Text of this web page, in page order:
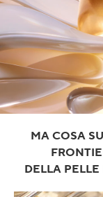
MA COSA
DELLA